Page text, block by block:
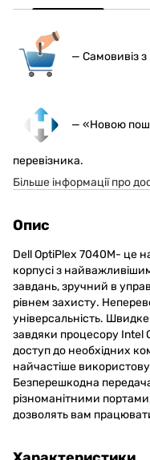
— Самовивіз
— «Новою
перевізника.
Більше інформації про
Опис
Dell OptiPlex 7040M- це
корпусі з
завдань, зручний в
рівнем захисту.
універсальність.
завдяки процесору Intel
доступ до необхідних
найчастіше
Безперешкодна
різноманітними
дозволять вам